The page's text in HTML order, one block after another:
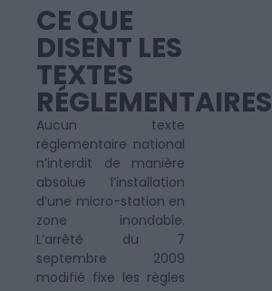
CE QUE
DISENT LES
TEXTES
RÉGLEMENTAIRES
Aucun texte
réglementaire national
n’interdit de manière
absolue l’installation
d’une micro-station en
zone inondable.
L’arrêté du 7
septembre 2009
modifié fixe les règles